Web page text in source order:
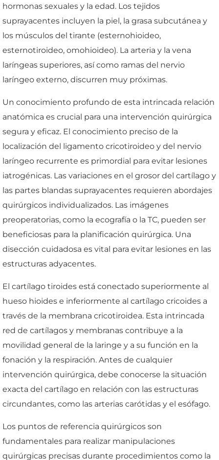
hormonas sexuales y la edad. Los tejidos
suprayacentes incluyen la piel, la grasa subcutánea y
los músculos del tirante (esternohioideo,
esternotiroideo, omohioideo). La arteria y la vena
laríngeas superiores, así como ramas del nervio
laríngeo externo, discurren muy próximas.
Un conocimiento profundo de esta intrincada relación
anatómica es crucial para una intervención quirúrgica
segura y eficaz. El conocimiento preciso de la
localización del ligamento cricotiroideo y del nervio
laríngeo recurrente es primordial para evitar lesiones
iatrogénicas. Las variaciones en el grosor del cartílago y
las partes blandas suprayacentes requieren abordajes
quirúrgicos individualizados. Las imágenes
preoperatorias, como la ecografía o la TC, pueden ser
beneficiosas para la planificación quirúrgica. Una
disección cuidadosa es vital para evitar lesiones en las
estructuras adyacentes.
El cartílago tiroides está conectado superiormente al
hueso hioides e inferiormente al cartílago cricoides a
través de la membrana cricotiroidea. Esta intrincada
red de cartílagos y membranas contribuye a la
movilidad general de la laringe y a su función en la
fonación y la respiración. Antes de cualquier
intervención quirúrgica, debe conocerse la situación
exacta del cartílago en relación con las estructuras
circundantes, como las arterias carótidas y el esófago.
Los puntos de referencia quirúrgicos son
fundamentales para realizar manipulaciones
quirúrgicas precisas durante procedimientos como la